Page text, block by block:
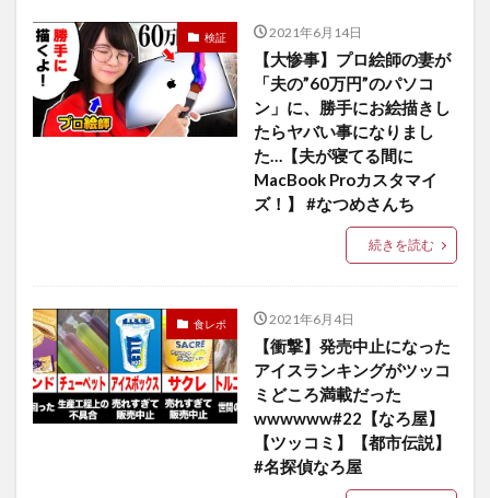
検証 2021年6月14日
【大惨事】プロ絵師の妻が
「夫の”60万円”のパソコ
ン」に、勝手にお絵描きし
たらヤバい事になりまし
た…【夫が寝てる間に
MacBook Proカスタマイ
ズ！】 #なつめさんち
続きを読む
食レポ 2021年6月4日
【衝撃】発売中止になった
アイスランキングがツッコ
ミどころ満載だった
wwwwww#22【なろ屋】
【ツッコミ】【都市伝説】
#名探偵なろ屋